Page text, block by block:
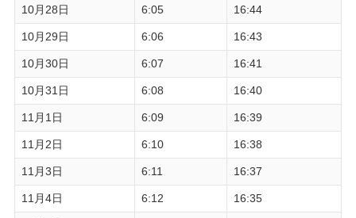
10月28日 6:05 16:44
10月29日 6:06 16:43
10月30日 6:07 16:41
10月31日 6:08 16:40
11月1日 6:09 16:39
11月2日 6:10 16:38
11月3日 6:11 16:37
11月4日 6:12 16:35